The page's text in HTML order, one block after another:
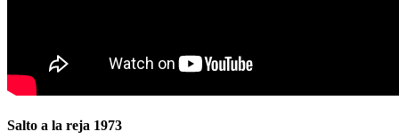
Salto a la reja 1973